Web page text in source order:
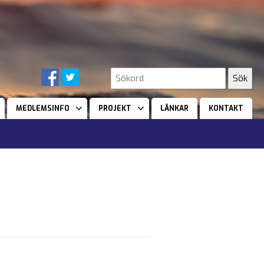
MEDLEMSINFO PROJEKT LÄNKAR KONTAKT